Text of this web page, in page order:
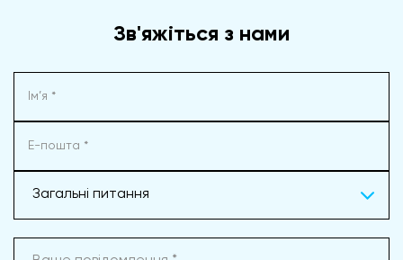
Зв'яжіться з нами
Загальні питання